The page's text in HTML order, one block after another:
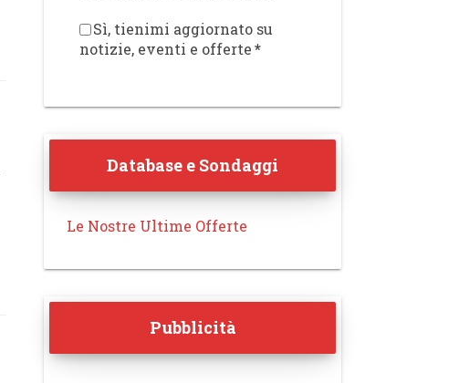
Sì, tienimi aggiornato su
notizie, eventi e offerte *
Database e Sondaggi
Le Nostre Ultime Offerte
Pubblicità